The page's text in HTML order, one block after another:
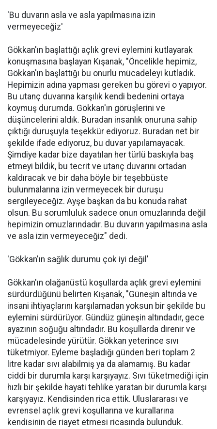
'Bu duvarın asla ve asla yapılmasına izin
vermeyeceğiz'
Gökkan'ın başlattığı açlık grevi eylemini kutlayarak
konuşmasına başlayan Kışanak, "Öncelikle hepimiz,
Gökkan'ın başlattığı bu onurlu mücadeleyi kutladık.
Hepimizin adına yapması gereken bu görevi o yapıyor.
Bu utanç duvarına karşılık kendi bedenini ortaya
koymuş durumda. Gökkan'ın görüşlerini ve
düşüncelerini aldık. Buradan insanlık onuruna sahip
çıktığı duruşuyla teşekkür ediyoruz. Buradan net bir
şekilde ifade ediyoruz, bu duvar yapılamayacak.
Şimdiye kadar bize dayatılan her türlü baskıyla baş
etmeyi bildik, bu tecrit ve utanç duvarını ortadan
kaldıracak ve bir daha böyle bir teşebbüste
bulunmalarına izin vermeyecek bir duruşu
sergileyeceğiz. Ayşe başkan da bu konuda rahat
olsun. Bu sorumluluk sadece onun omuzlarında değil
hepimizin omuzlarındadır. Bu duvarın yapılmasına asla
ve asla izin vermeyeceğiz" dedi.
'Gökkan'ın sağlık durumu çok iyi değil'
Gökkan'ın olağanüstü koşullarda açlık grevi eylemini
sürdürdüğünü belirten Kışanak, "Güneşin altında ve
insani ihtiyaçlarını karşılamadan yoksun bir şekilde bu
eylemini sürdürüyor. Gündüz güneşin altındadır, gece
ayazının soğuğu altındadır. Bu koşullarda direnir ve
mücadelesinde yürütür. Gökkan yeterince sıvı
tüketmiyor. Eyleme başladığı günden beri toplam 2
litre kadar sıvı alabilmiş ya da alamamış. Bu kadar
ciddi bir durumla karşı karşıyayız. Sıvı tüketmediği için
hızlı bir şekilde hayati tehlike yaratan bir durumla karşı
karşıyayız. Kendisinden rica ettik. Uluslararası ve
evrensel açlık grevi koşullarına ve kurallarına
kendisinin de riayet etmesi ricasında bulunduk.